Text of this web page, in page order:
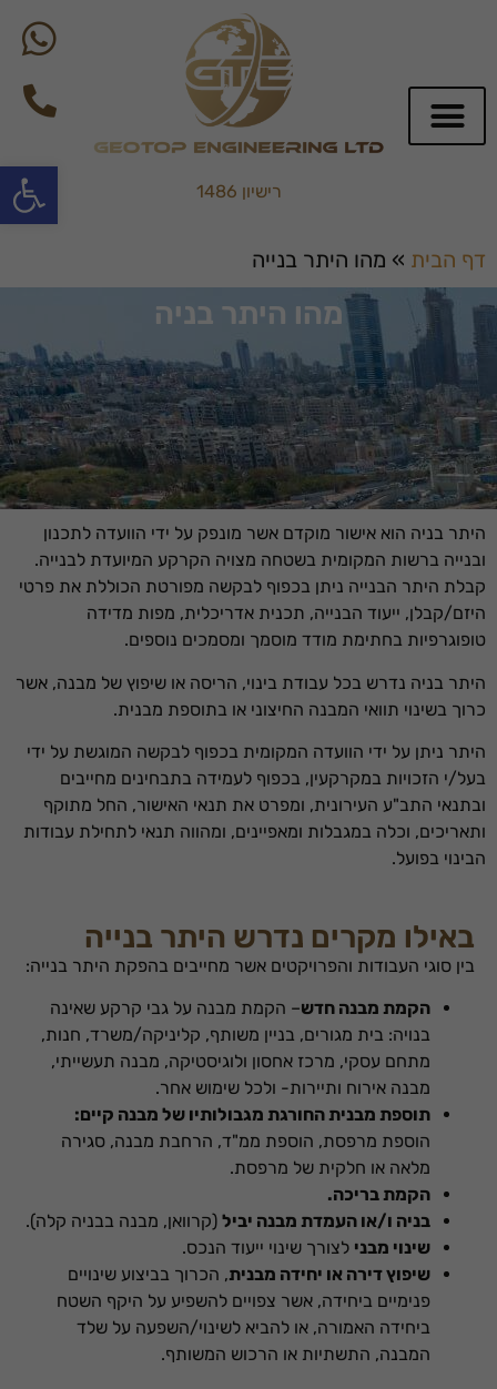
פתח רישיון 1486
דף הבית » מהו היתר בנייה
מהו היתר בניה
היתר בניה הוא אישור מוקדם אשר מונפק על ידי הוועדה לתכנון
ובנייה ברשות המקומית בשטחה מצויה הקרקע המיועדת לבנייה.
קבלת היתר הבנייה ניתן בכפוף לבקשה מפורטת הכוללת את פרטי
היזם/קבלן, ייעוד הבנייה, תכנית אדריכלית, מפות מדידה
טופוגרפיות בחתימת מודד מוסמך ומסמכים נוספים.
היתר בניה נדרש בכל עבודת בינוי, הריסה או שיפוץ של מבנה, אשר
כרוך בשינוי תוואי המבנה החיצוני או בתוספת מבנית.
היתר ניתן על ידי הוועדה המקומית בכפוף לבקשה המוגשת על ידי
בעל/י הזכויות במקרקעין, בכפוף לעמידה בתבחינים מחייבים
ובתנאי התב"ע העירונית, ומפרט את תנאי האישור, החל מתוקף
ותאריכים, וכלה במגבלות ומאפיינים, ומהווה תנאי לתחילת עבודות
הבינוי בפועל.
באילו מקרים נדרש היתר בנייה
בין סוגי העבודות והפרויקטים אשר מחייבים בהפקת היתר בנייה:
הקמת מבנה חדש– הקמת מבנה על גבי קרקע שאינה
בנויה: בית מגורים, בניין משותף, קליניקה/משרד, חנות,
מתחם עסקי, מרכז אחסון ולוגיסטיקה, מבנה תעשייתי,
מבנה אירוח ותיירות- ולכל שימוש אחר.
תוספת מבנית החורגת מגבולותיו של מבנה קיים:
הוספת מרפסת, הוספת ממ"ד, הרחבת מבנה, סגירה
מלאה או חלקית של מרפסת.
הקמת בריכה.
בניה ו/או העמדת מבנה יביל (קרוואן, מבנה בבניה קלה).
שינוי מבני לצורך שינוי ייעוד הנכס.
שיפוץ דירה או יחידה מבנית, הכרוך בביצוע שינויים
פנימיים ביחידה, אשר צפויים להשפיע על היקף השטח
ביחידה האמורה, או להביא לשינוי/השפעה על שלד
המבנה, התשתיות או הרכוש המשותף.